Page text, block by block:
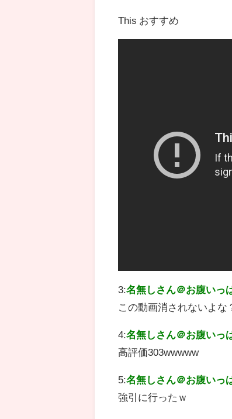
This おすすめ
3:名無しさん＠お腹いっ
この動画消されないよな
4:名無しさん＠お腹いっ
高評価303wwwww
5:名無しさん＠お腹いっ
強引に行ったｗ